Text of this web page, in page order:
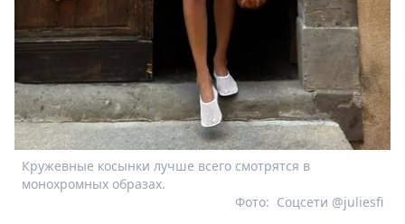
Кружевные косынки лучше всего смотрятся в
монохромных образах.
Соцсети @juliesfi
Фото: